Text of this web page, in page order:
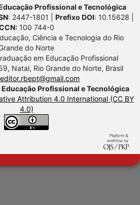
Profissional e Tecnológica
: 2447-1801 | Prefixo DOI: 10.15628 |
100 744-0
Ciência e Tecnologia do Rio
do Norte
em Educação Profissional
Natal, Rio Grande do Norte, Brasil
editor.rbept@gmail.com
Profissional e Tecnológica
Attribution 4.0 International (CC BY
4.0)